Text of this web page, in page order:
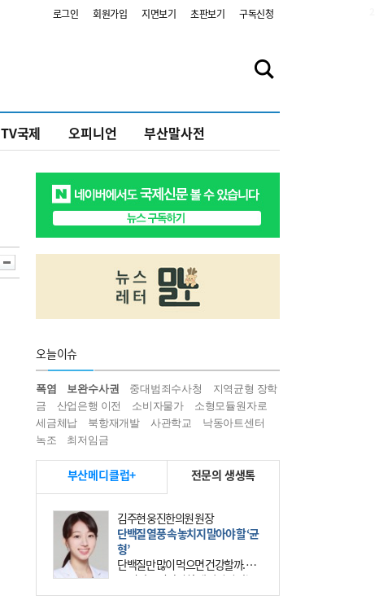
로그인 회원가입 지면보기 초판보기 구독신청
TV국제 오피니언 부산말사전
오늘이슈
폭염 보완수사권 중대범죄수사청
지역균형 장학
금
산업은행 이전 소비자물가
소형모듈원자로
세금체납
북항재개발 사관학교
낙동아트센터
녹조
최저임금
부산메디클럽+ 전문의 생생톡
김주현 웅진한의원 원장
단백질 열풍 속 놓치지 말아야 할 ‘균
형’
단백질만 많이 먹으면 건강할까. 요
즘 건강을 이야기할 때 빠지지 않는
키워드가 단백질이다. 헬스장을 다니